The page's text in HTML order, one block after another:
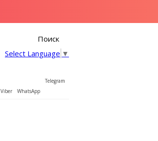
Поиск
Select Language ▼
Viber WhatsApp
Telegram